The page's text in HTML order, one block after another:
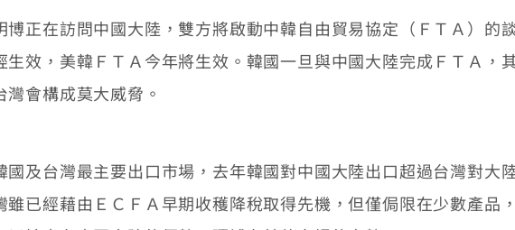
在訪問中國大陸，雙方將啟動中韓自由貿易協定（ＦＴＡ）的
生效，美韓ＦＴＡ今年將生效。韓國一旦與中國大陸完成ＦＴＡ，
會構成莫大威脅。
台灣最主要出口市場，去年韓國對中國大陸出口超過台灣對大
雖已經藉由ＥＣＦＡ早期收穫降稅取得先機，但僅侷限在少數產品